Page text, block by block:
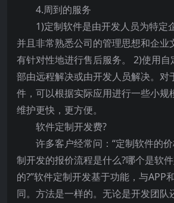
4.周到的服务
1)定制软件是由开发人员为特定
并且非常熟悉公司的管理思想和企业
有针对性地进行售后服务。 2)使用
部由远程解决或由开发人员解决。对
件，可以根据实际应用进行一些小规
维护更快，更方便。
软件定制开发费?
许多客户经常问：“定制软件的
制开发的报价流程是什么?哪个是软
的?”软件定制开发基于功能，与APP
同。方法是一样的。无论是开发团队